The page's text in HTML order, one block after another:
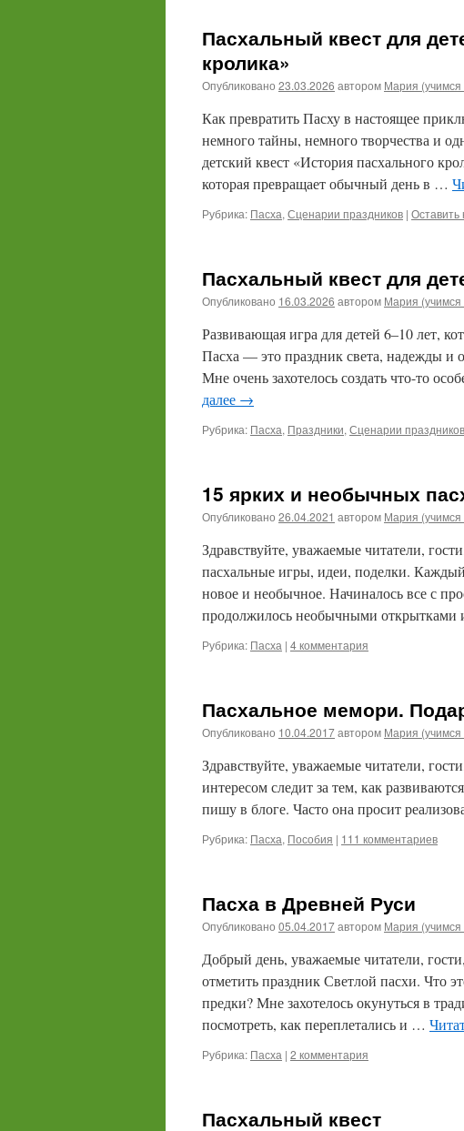
Пасхальный квест для
кролика»
Опубликовано 23.03.2026 автором Мария (учимся
Как превратить Пасху в настоящее
немного тайны, немного творчества и
детский квест «История пасхального
которая превращает обычный день в …
Рубрика: Пасха, Сценарии праздников | Оставить
Пасхальный квест для
Опубликовано 16.03.2026 автором Мария (учимся
Развивающая игра для детей 6–10 лет,
Пасха — это праздник света, надежды и
Мне очень захотелось создать что-то
далее →
Рубрика: Пасха, Праздники, Сценарии праздников
15 ярких и необычных
Опубликовано 26.04.2021 автором Мария (учимся
Здравствуйте, уважаемые читатели,
пасхальные игры, идеи, поделки.
новое и необычное. Начиналось все с
продолжилось необычными
Рубрика: Пасха | 4 комментария
Пасхальное мемори.
Опубликовано 10.04.2017автором Мария (учимся
Здравствуйте, уважаемые читатели,
интересом следит за тем, как
пишу в блоге. Часто она просит
Рубрика: Пасха, Пособия | 111 комментариев
Пасха в Древней Руси
Опубликовано 05.04.2017автором Мария (учимся
Добрый день, уважаемые читатели,
отметить праздник Светлой пасхи. Что
предки? Мне захотелось окунуться в
посмотреть, как переплетались и …
Рубрика: Пасха | 2 комментария
Пасхальный квест